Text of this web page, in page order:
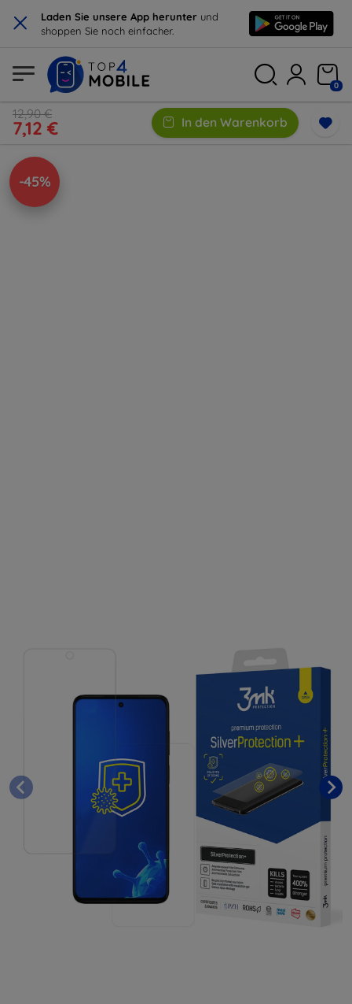
× Laden Sie unsere App herunter und
shoppen Sie noch einfacher.
0
12,90 €
7,12 € In den Warenkorb
-45%